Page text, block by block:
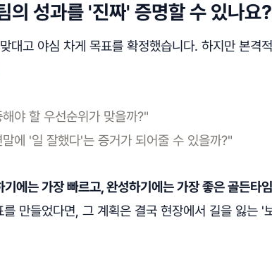
의 성과를 '진짜' 증명할 수 있나요?
대고 야심 차게 목표를 확정했습니다. 하지만 본격
야 할 우선순위가 맞을까?"
에 '일 잘했다'는 증거가 되어줄 수 있을까?"
에는 가장 빠르고, 완성하기에는 가장 좋은 골든타임
만들었다면, 그 계획은 결국 현장에서 길을 잃는 '